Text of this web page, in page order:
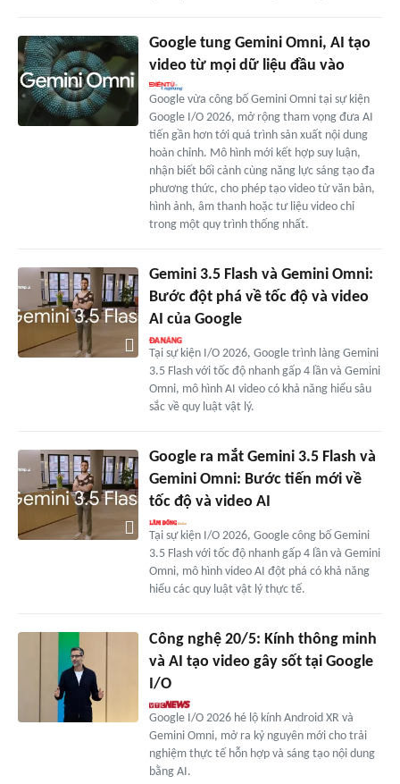
Google tung Gemini Omni, AI tạo
video từ mọi dữ liệu đầu vào
Google vừa công bố Gemini Omni tại sự kiện
Google I/O 2026, mở rộng tham vọng đưa AI
tiến gần hơn tới quá trình sản xuất nội dung
hoàn chỉnh. Mô hình mới kết hợp suy luận,
nhận biết bối cảnh cùng năng lực sáng tạo đa
phương thức, cho phép tạo video từ văn bản,
hình ảnh, âm thanh hoặc tư liệu video chỉ
trong một quy trình thống nhất.
Gemini 3.5 Flash và Gemini Omni:
Bước đột phá về tốc độ và video
AI của Google
Tại sự kiện I/O 2026, Google trình làng Gemini
3.5 Flash với tốc độ nhanh gấp 4 lần và Gemini
Omni, mô hình AI video có khả năng hiểu sâu
sắc về quy luật vật lý.
Google ra mắt Gemini 3.5 Flash và
Gemini Omni: Bước tiến mới về
tốc độ và video AI
Tại sự kiện I/O 2026, Google công bố Gemini
3.5 Flash với tốc độ nhanh gấp 4 lần và Gemini
Omni, mô hình video AI đột phá có khả năng
hiểu các quy luật vật lý thực tế.
Công nghệ 20/5: Kính thông minh
và AI tạo video gây sốt tại Google
I/O
Google I/O 2026 hé lộ kính Android XR và
Gemini Omni, mở ra kỷ nguyên mới cho trải
nghiệm thực tế hỗn hợp và sáng tạo nội dung
bằng AI.